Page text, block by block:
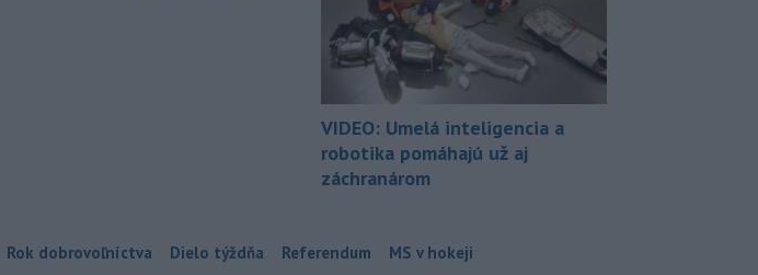
VIDEO: Umelá inteligencia a
robotika pomáhajú už aj
záchranárom
Rok dobrovoľníctva Dielo týždňa Referendum MS v hokeji